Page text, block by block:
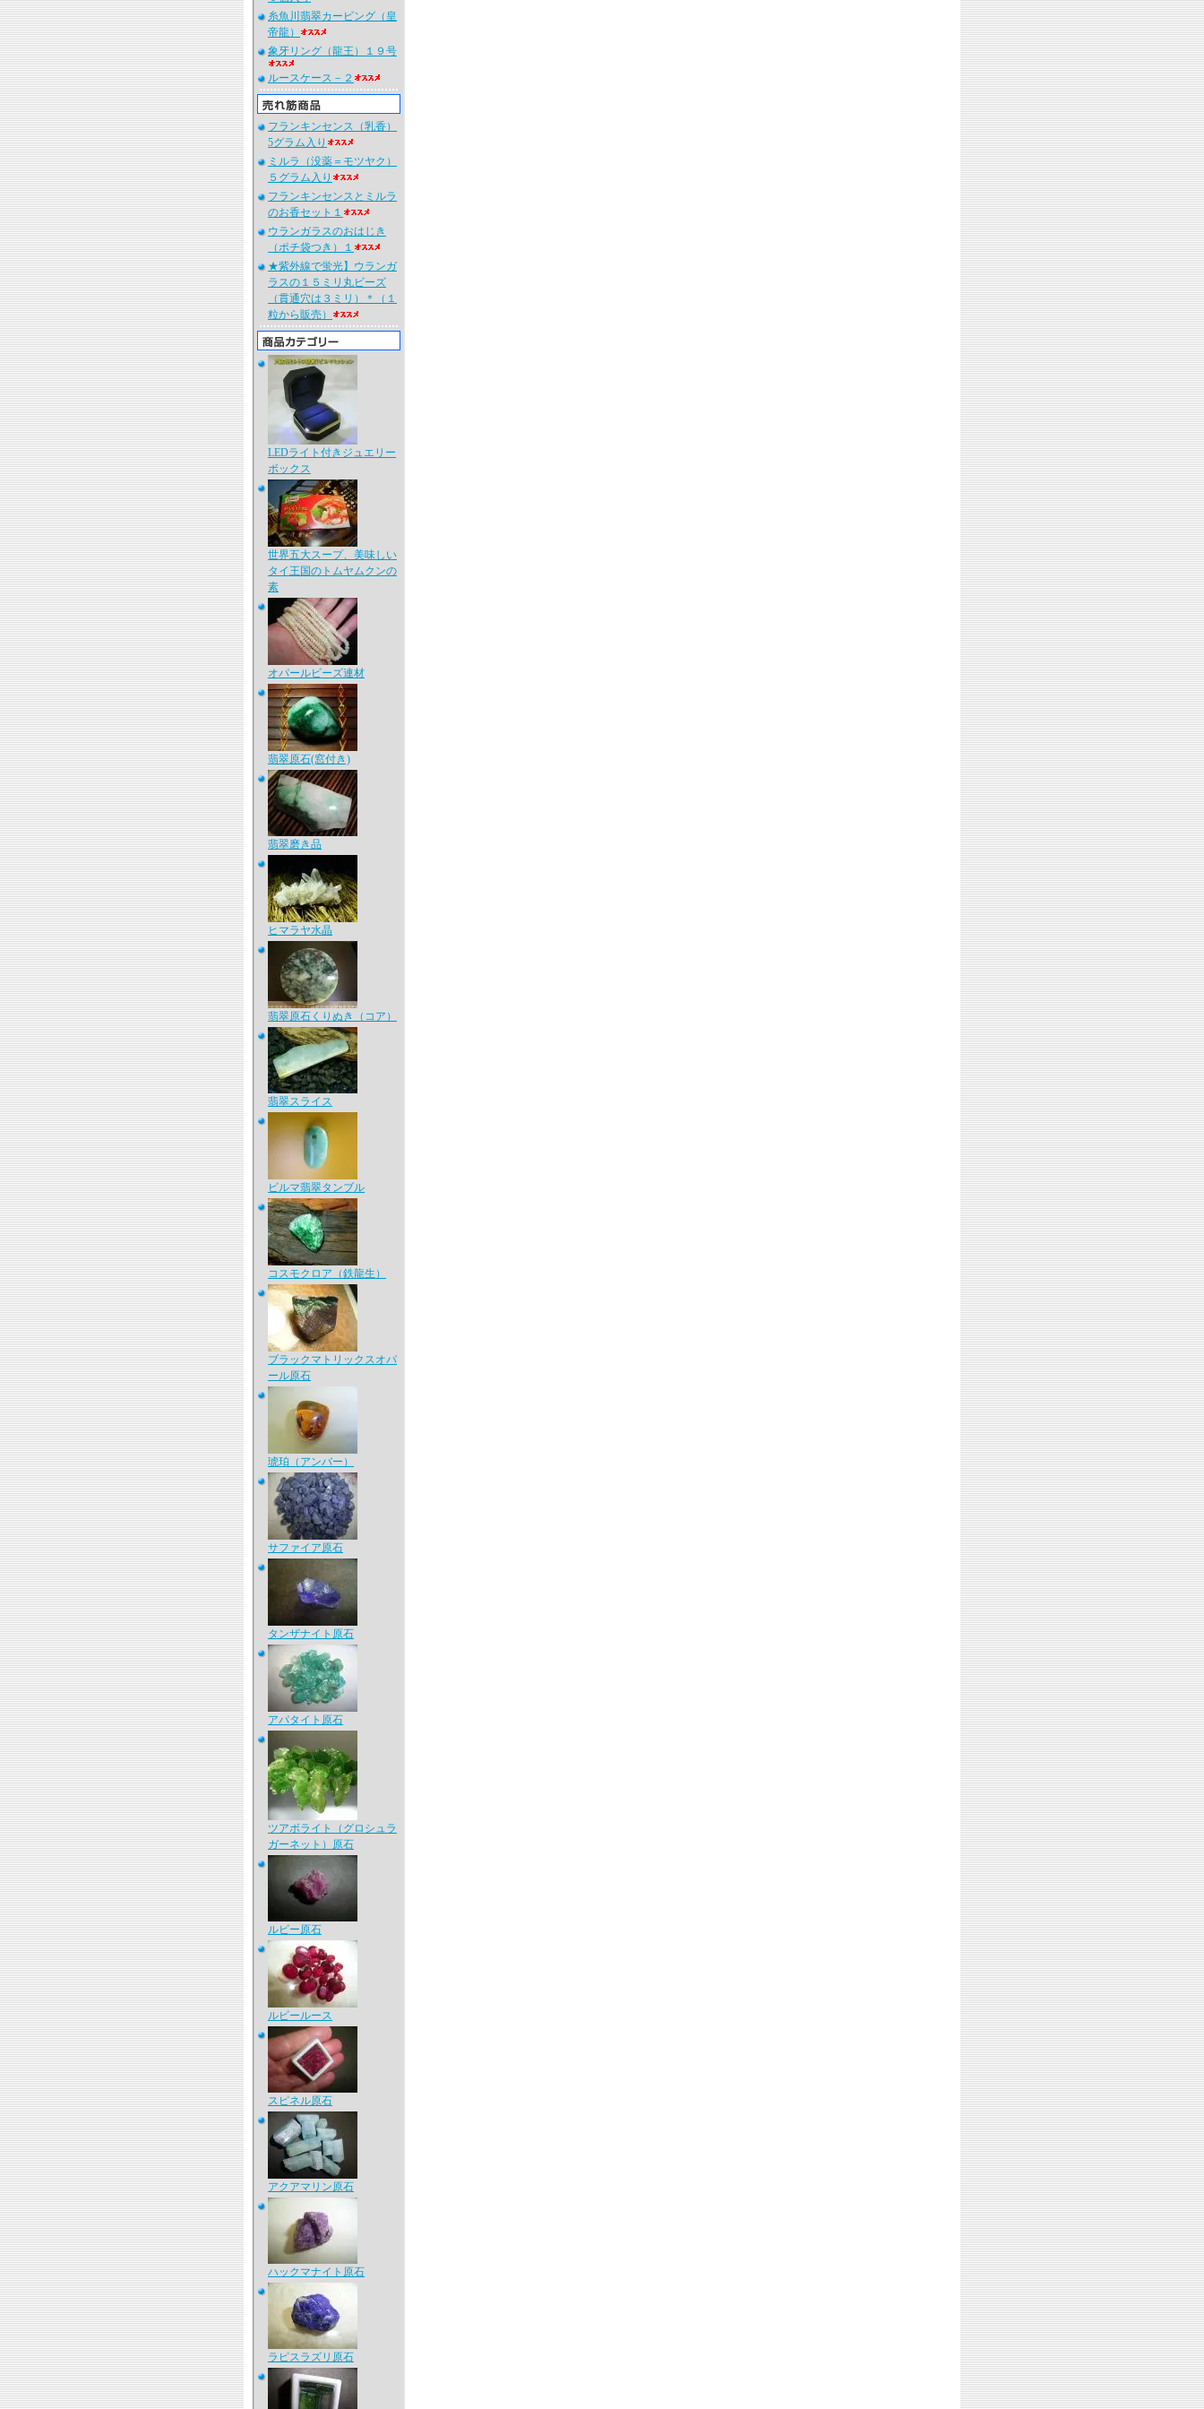
糸魚川翡翠カービング（皇
帝龍）
象牙リング（龍王）１９号
ルースケース－２
フランキンセンス（乳香）
5グラム入り
ミルラ（没薬＝モツヤク）
５グラム入り
フランキンセンスとミルラ
のお香セット１
ウランガラスのおはじき
（ポチ袋つき）１
★紫外線で蛍光】ウランガ
ラスの１５ミリ丸ビーズ
（貫通穴は３ミリ）＊（１
粒から販売）
LEDライト付きジュエリー
ボックス
世界五大スープ、美味しい
タイ王国のトムヤムクンの
素
オパールビーズ連材
翡翠原石(窓付き)
翡翠磨き品
ヒマラヤ水晶
翡翠原石くりぬき（コア）
翡翠スライス
ビルマ翡翠タンブル
コスモクロア（鉄龍生）
ブラックマトリックスオパ
ール原石
琥珀（アンバー）
サファイア原石
タンザナイト原石
アパタイト原石
ツアボライト（グロシュラ
ガーネット）原石
ルビー原石
ルビールース
スピネル原石
アクアマリン原石
ハックマナイト原石
ラピスラズリ原石